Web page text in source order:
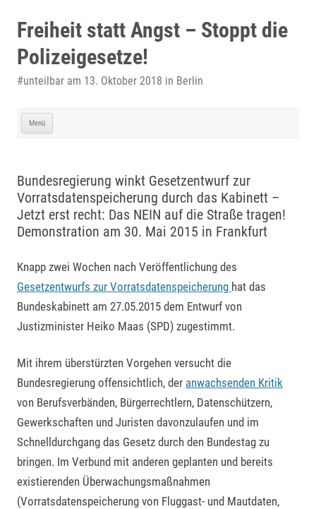
springen
Freiheit statt Angst – Stoppt die
Polizeigesetze!
#unteilbar am 13. Oktober 2018 in Berlin
Menü
Bundesregierung winkt Gesetzentwurf zur
Vorratsdatenspeicherung durch das Kabinett –
Jetzt erst recht: Das NEIN auf die Straße tragen!
Demonstration am 30. Mai 2015 in Frankfurt
Knapp zwei Wochen nach Veröffentlichung des
Gesetzentwurfs zur Vorratsdatenspeicherung hat das
Bundeskabinett am 27.05.2015 dem Entwurf von
Justizminister Heiko Maas (SPD) zugestimmt.
Mit ihrem überstürzten Vorgehen versucht die
Bundesregierung offensichtlich, der anwachsenden Kritik
von Berufsverbänden, Bürgerrechtlern, Datenschützern,
Gewerkschaften und Juristen davonzulaufen und im
Schnelldurchgang das Gesetz durch den Bundestag zu
bringen. Im Verbund mit anderen geplanten und bereits
existierenden Überwachungsmaßnahmen
(Vorratsdatenspeicherung von Fluggast- und Mautdaten,